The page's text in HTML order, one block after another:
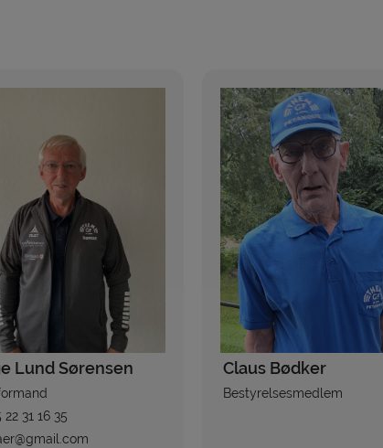
Lund Sørensen
22 31 16 35
Claus Bødker
Bestyrelsesmedlem